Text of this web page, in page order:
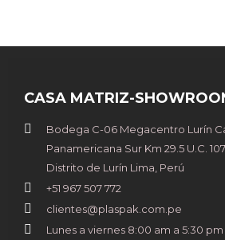
CASA MATRIZ-
Bodega C-06 Megacentro Lurín
Panamericana Sur Km 29.5 U.C.
Distrito de Lurín Lima, Perú
+51 967 507 772
clientes@plaspak.com.pe
Lunes a viernes 8:00 am a 5:30 pm